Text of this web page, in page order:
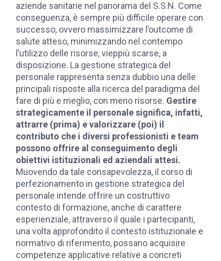
aziende sanitarie nel panorama del S.S.N. Come
conseguenza, è sempre più difficile operare con
successo, ovvero massimizzare l’outcome di
salute atteso, minimizzando nel contempo
l’utilizzo delle risorse, vieppiù scarse, a
disposizione. La gestione strategica del
personale rappresenta senza dubbio una delle
principali risposte alla ricerca del paradigma del
fare di più e meglio, con meno risorse. Gestire
strategicamente il personale significa, infatti,
attrarre (prima) e valorizzare (poi) il
contributo che i diversi professionisti e team
possono offrire al conseguimento degli
obiettivi istituzionali ed aziendali attesi.
Muovendo da tale consapevolezza, il corso di
perfezionamento in gestione strategica del
personale intende offrire un costruttivo
contesto di formazione, anche di carattere
esperienziale, attraverso il quale i partecipanti,
una volta approfondito il contesto istituzionale e
normativo di riferimento, possano acquisire
competenze applicative relative a concreti